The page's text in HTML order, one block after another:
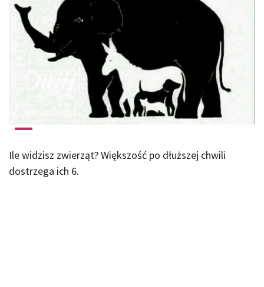
Ile widzisz zwierząt? Większość po dłuższej chwili
dostrzega ich 6.